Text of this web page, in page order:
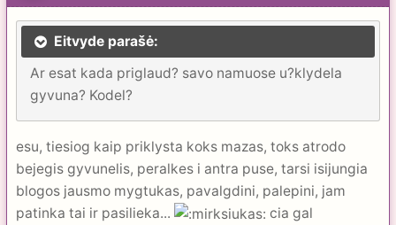
Eitvyde parašė:
Ar esat kada priglaud? savo namuose u?klydela
gyvuna? Kodel?
esu, tiesiog kaip priklysta koks mazas, toks atrodo
bejegis gyvunelis, peralkes i antra puse, tarsi isijungia
blogos jausmo mygtukas, pavalgdini, palepini, jam
patinka tai ir pasilieka...
cia gal